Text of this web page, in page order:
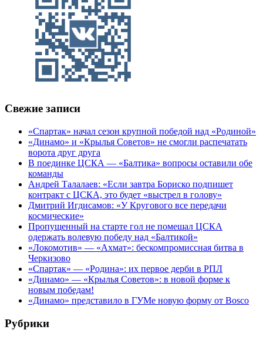
Свежие записи
«Спартак» начал сезон крупной победой над «Родиной»
«Динамо» и «Крылья Советов» не смогли распечатать
ворота друг друга
В поединке ЦСКА — «Балтика» вопросы оставили обе
команды
Андрей Талалаев: «Если завтра Бориско подпишет
контракт с ЦСКА, это будет «выстрел в голову»
Дмитрий Игдисамов: «У Кругового все передачи
космические»
Пропущенный на старте гол не помешал ЦСКА
одержать волевую победу над «Балтикой»
«Локомотив» — «Ахмат»: бескомпромиссная битва в
Черкизово
«Спартак» — «Родина»: их первое дерби в РПЛ
«Динамо» — «Крылья Советов»: в новой форме к
новым победам!
«Динамо» представило в ГУМе новую форму от Bosco
Рубрики